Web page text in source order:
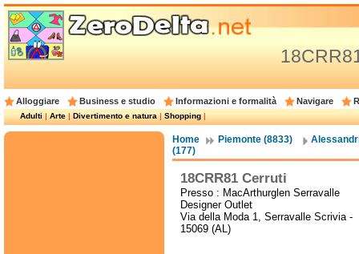
Alloggiare Business e studio Informazioni e formalità Navigare
Adulti|Arte|Divertimento e natura|Shopping|
Home Piemonte (8833)
(177)
18CRR81 Cerruti
Presso : MacArthurglen Serravalle
Designer Outlet
Via della Moda 1, Serravalle Scrivia -
15069 (AL)